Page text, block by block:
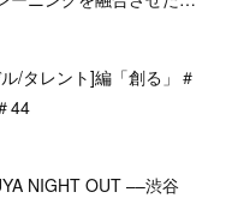
/タレント]編「創る」＃
44
NIGHT OUT ––渋谷